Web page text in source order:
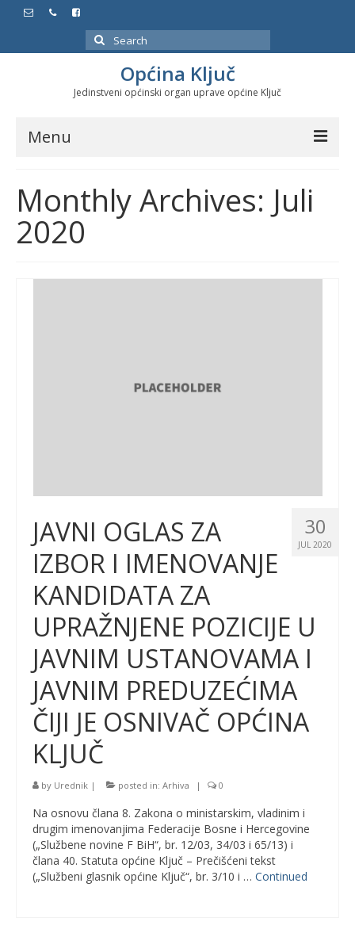
Search
for:
Općina Ključ
Jedinstveni općinski organ uprave općine Ključ
Menu
Službeni glasnici
Javne nabavke
Značajni datumi i manifestacije
Monthly Archives: Juli
2020
30
JUL 2020
JAVNI OGLAS ZA
IZBOR I IMENOVANJE
KANDIDATA ZA
UPRAŽNJENE POZICIJE U
JAVNIM USTANOVAMA I
JAVNIM PREDUZEĆIMA
ČIJI JE OSNIVAČ OPĆINA
KLJUČ
by Urednik | posted in: Arhiva | 0
Na osnovu člana 8. Zakona o ministarskim, vladinim i
drugim imenovanjima Federacije Bosne i Hercegovine
(„Službene novine F BiH“, br. 12/03, 34/03 i 65/13) i
člana 40. Statuta općine Ključ – Prečišćeni tekst
(„Službeni glasnik općine Ključ“, br. 3/10 i … Continued